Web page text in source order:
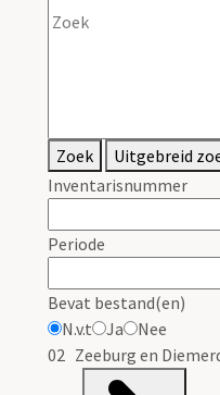
Zoek
Uitgebreid
Inventarisnummer
Periode
Bevat bestand(en)
N.v.t
Ja
Nee
02 Zeeburg en